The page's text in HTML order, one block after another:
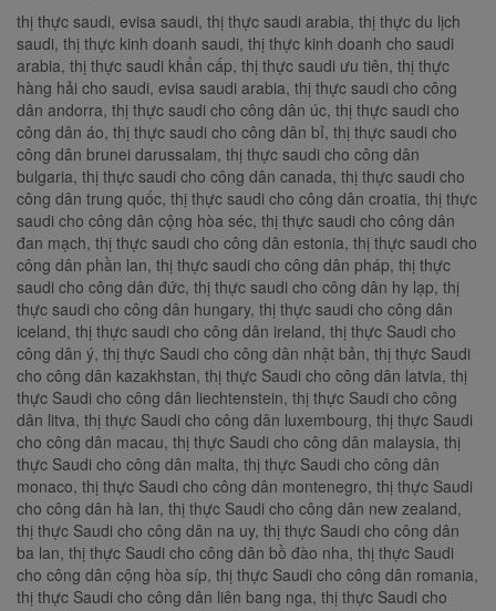
thị thực saudi, evisa saudi, thị thực saudi arabia, thị thực du lịch
saudi, thị thực kinh doanh saudi, thị thực kinh doanh cho saudi
arabia, thị thực saudi khẩn cấp, thị thực saudi ưu tiên, thị thực
hàng hải cho saudi, evisa saudi arabia, thị thực saudi cho công
dân andorra, thị thực saudi cho công dân úc, thị thực saudi cho
công dân áo, thị thực saudi cho công dân bỉ, thị thực saudi cho
công dân brunei darussalam, thị thực saudi cho công dân
bulgaria, thị thực saudi cho công dân canada, thị thực saudi cho
công dân trung quốc, thị thực saudi cho công dân croatia, thị thực
saudi cho công dân cộng hòa séc, thị thực saudi cho công dân
đan mạch, thị thực saudi cho công dân estonia, thị thực saudi cho
công dân phần lan, thị thực saudi cho công dân pháp, thị thực
saudi cho công dân đức, thị thực saudi cho công dân hy lạp, thị
thực saudi cho công dân hungary, thị thực saudi cho công dân
iceland, thị thực saudi cho công dân ireland, thị thực Saudi cho
công dân ý, thị thực Saudi cho công dân nhật bản, thị thực Saudi
cho công dân kazakhstan, thị thực Saudi cho công dân latvia, thị
thực Saudi cho công dân liechtenstein, thị thực Saudi cho công
dân litva, thị thực Saudi cho công dân luxembourg, thị thực Saudi
cho công dân macau, thị thực Saudi cho công dân malaysia, thị
thực Saudi cho công dân malta, thị thực Saudi cho công dân
monaco, thị thực Saudi cho công dân montenegro, thị thực Saudi
cho công dân hà lan, thị thực Saudi cho công dân new zealand,
thị thực Saudi cho công dân na uy, thị thực Saudi cho công dân
ba lan, thị thực Saudi cho công dân bồ đào nha, thị thực Saudi
cho công dân cộng hòa síp, thị thực Saudi cho công dân romania,
thị thực Saudi cho công dân liên bang nga, thị thực Saudi cho